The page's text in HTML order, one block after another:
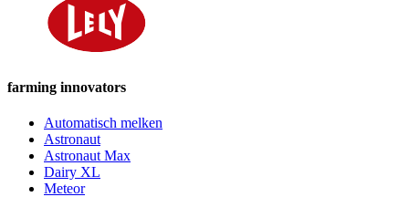
farming innovators
Automatisch melken
Astronaut
Astronaut Max
Dairy XL
Meteor